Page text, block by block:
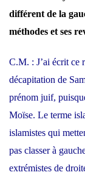
différent de la
méthodes et ses
C.M. : J’ai écrit ce
décapitation de
prénom juif,
Moïse. Le terme
islamistes qui
pas classer à
extrémistes de